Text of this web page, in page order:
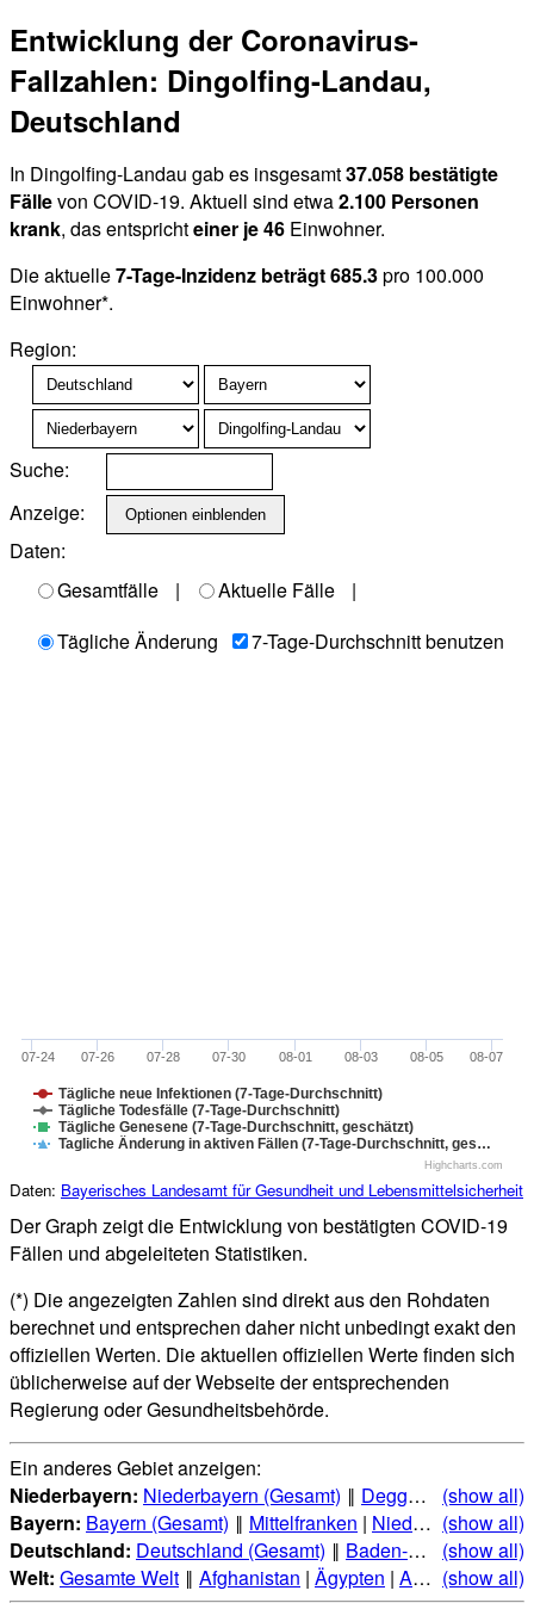
Entwicklung der Coronavirus-
Fallzahlen: Dingolfing-Landau,
Deutschland
In Dingolfing-Landau gab es insgesamt37.058 bestätigte
Fällevon COVID-19. Aktuell sind etwa2.100 Personen
krank, das entsprichteiner je 46 Einwohner.
Die aktuelle7-Tage-Inzidenz beträgt 685.3pro 100.000
Einwohner*.
Region:
Suche:
Anzeige:
Daten:
Gesamtfälle
| Aktuelle Fälle
|
Tägliche Änderung
7-Tage-Durchschnitt benutzen
Tägliche neue Infektionen (7-Tage-Durchschnitt)
Tägliche Todesfälle (7-Tage-Durchschnitt)
Tägliche Genesene (7-Tage-Durchschnitt, geschätzt)
Tagliche Änderung in aktiven Fällen (7-Tage-Durchschnitt, ges…
07-24 07-26 07-28 07-30 08-01 08-03 08-05 08-07
Highcharts.com
Daten: Bayerisches Landesamt für Gesundheit und Lebensmittelsicherheit
Der Graph zeigt die Entwicklung von bestätigten COVID-19
Fällen und abgeleiteten Statistiken.
(*) Die angezeigten Zahlen sind direkt aus den Rohdaten
berechnet und entsprechen daher nicht unbedingt exakt den
offiziellen Werten. Die aktuellen offiziellen Werte finden sich
üblicherweise auf der Webseite der entsprechenden
Regierung oder Gesundheitsbehörde.
Ein anderes Gebiet anzeigen:
Niederbayern: Niederbayern (Gesamt) ‖ Deggendorf |
(show all)
Bayern: Bayern (Gesamt) ‖ Mittelfranken | Niederbayern |
(show all)
Deutschland: Deutschland (Gesamt) ‖ Baden-Württemberg |
(show all)
Welt: Gesamte Welt ‖ Afghanistan | Ägypten | Albanien |
(show all)